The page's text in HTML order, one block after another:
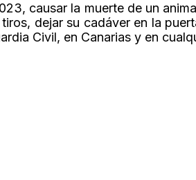
causar la muerte de un
dejar su cadáver en la
Civil, en Canarias y en